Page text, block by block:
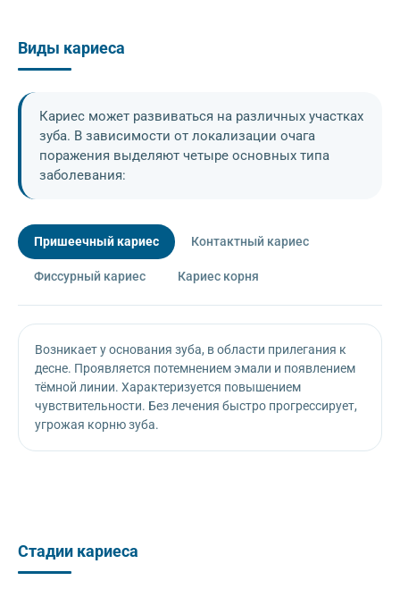
Виды кариеса
Кариес может развиваться на различных участках
зуба. В зависимости от локализации очага
поражения выделяют четыре основных типа
заболевания:
Пришеечный кариес Контактный кариес
Фиссурный кариес Кариес корня
Возникает у основания зуба, в области прилегания к
десне. Проявляется потемнением эмали и появлением
тёмной линии. Характеризуется повышением
чувствительности. Без лечения быстро прогрессирует,
угрожая корню зуба.
Стадии кариеса